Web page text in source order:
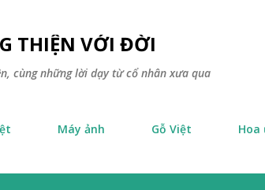
THIỆN VỚI ĐỜI
cùng những lời dạy từ cổ nhân xưa qua
Máy ảnh Gỗ Việt Hoa